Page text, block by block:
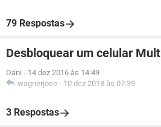
79 Respostas
Desbloquear um celular
Dani - 14 dez 2016 às 14:49
wagnerjose - 10 dez 2018 às 07:39
3 Respostas